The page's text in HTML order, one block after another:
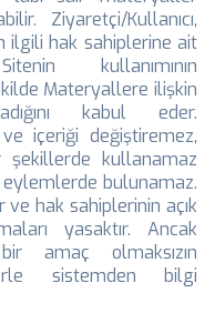
Ziyaretçi/Kullanıcı,
ilgili hak sahiplerine ait
kullanımının
Materyallere ilişkin
kabul eder.
içeriği değiştiremez,
kullanamaz
bulunamaz.
ve hak sahiplerinin açık
yasaktır. Ancak
amaç olmaksızın
sistemden bilgi